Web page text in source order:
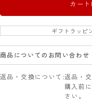
カート
ギフトラッピ
商品についてのお問い合わせ
返品・交換について 返品・
購入前に
さい。